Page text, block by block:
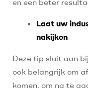
Laat uw
nakijken
Deze tip sluit aan
ook belangrijk om
komen, om na te